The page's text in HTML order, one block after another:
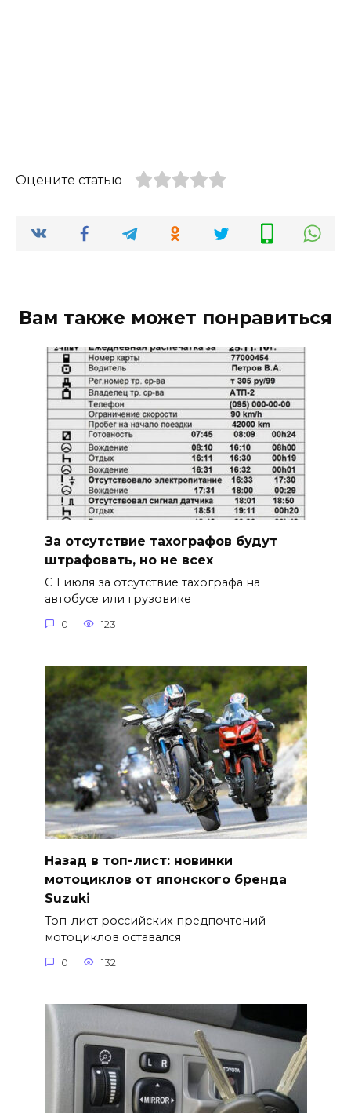
Оцените статью
Вам также может понравиться
За отсутствие тахографов будут
штрафовать, но не всех
С 1 июля за отсутствие тахографа на
автобусе или грузовике
0 123
Назад в топ-лист: новинки
мотоциклов от японского бренда
Suzuki
Топ-лист российских предпочтений
мотоциклов оставался
0 132